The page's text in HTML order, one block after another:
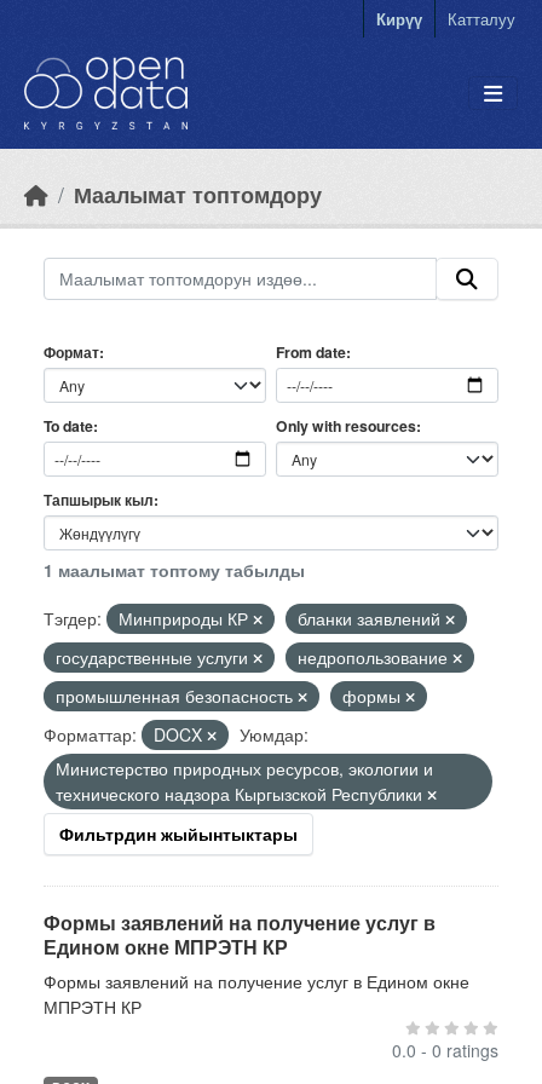
Кирүү Катталуу
Маалымат топтомдору
Формат From date
To date Only with resources
Тапшырык кыл
1 маалымат топтому табылды
Тэгдер:
Минприроды КР
бланки заявлений
государственные услуги
недропользование
промышленная безопасность
формы
Форматтар:
DOCX
Уюмдар:
Министерство природных ресурсов, экологии и
технического надзора Кыргызской Республики
Фильтрдин жыйынтыктары
Формы заявлений на получение услуг в
Едином окне МПРЭТН КР
Формы заявлений на получение услуг в Едином окне
МПРЭТН КР
0.0 - 0 ratings